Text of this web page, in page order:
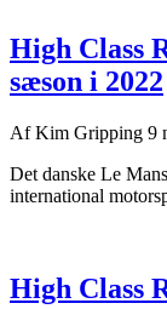
High Class
sæson i 2022
AfKim Gripping 9
Det danske Le
international
High Class